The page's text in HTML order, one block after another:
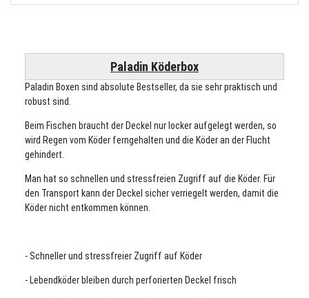
Paladin Köderbox
Paladin Boxen sind absolute Bestseller, da sie sehr praktisch und
robust sind.
Beim Fischen braucht der Deckel nur locker aufgelegt werden, so
wird Regen vom Köder ferngehalten und die Köder an der Flucht
gehindert.
Man hat so schnellen und stressfreien Zugriff auf die Köder. Für
den Transport kann der Deckel sicher verriegelt werden, damit die
Köder nicht entkommen können.
- Schneller und stressfreier Zugriff auf Köder
- Lebendköder bleiben durch perforierten Deckel frisch